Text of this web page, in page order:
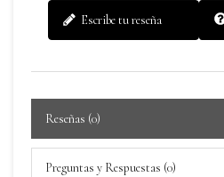
Escribe tu reseña
Reseñas (0)
Preguntas y Respuestas (0)